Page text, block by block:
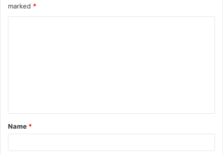
marked *
t
*
Name *